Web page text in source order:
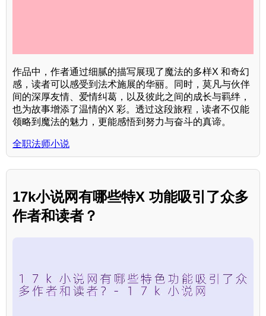
作品中，作者通过细腻的描写展现了魔法的多样X 和奇幻
感，读者可以感受到法术施展的华丽。同时，莫凡与伙伴
间的深厚友情、爱情纠葛，以及彼此之间的成长与羁绊，
也为故事增添了温情的X 彩。透过这段旅程，读者不仅能
领略到魔法的魅力，更能感悟到努力与奋斗的真谛。
全职法师小说
17k小说网有哪些特X 功能吸引了众多
作者和读者？